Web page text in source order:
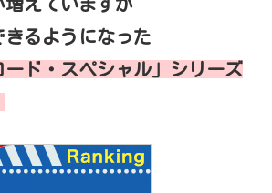
きるようになった
ード・スペシャル」シリーズ